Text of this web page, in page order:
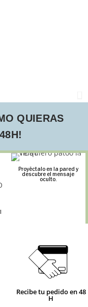
QUIERAS
Proyéctalo en la pared y
descubre el mensaje
oculto.
Recibe tu pedido en 48
H